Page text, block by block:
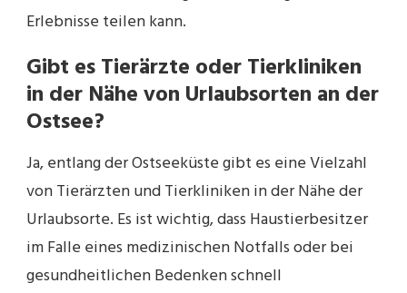
Erlebnisse teilen kann.
Gibt es Tierärzte oder Tierkliniken
in der Nähe von Urlaubsorten an der
Ostsee?
Ja, entlang der Ostseeküste gibt es eine Vielzahl
von Tierärzten und Tierkliniken in der Nähe der
Urlaubsorte. Es ist wichtig, dass Haustierbesitzer
im Falle eines medizinischen Notfalls oder bei
gesundheitlichen Bedenken schnell